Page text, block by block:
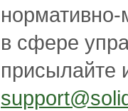
нормативно-
в сфере
присылайте